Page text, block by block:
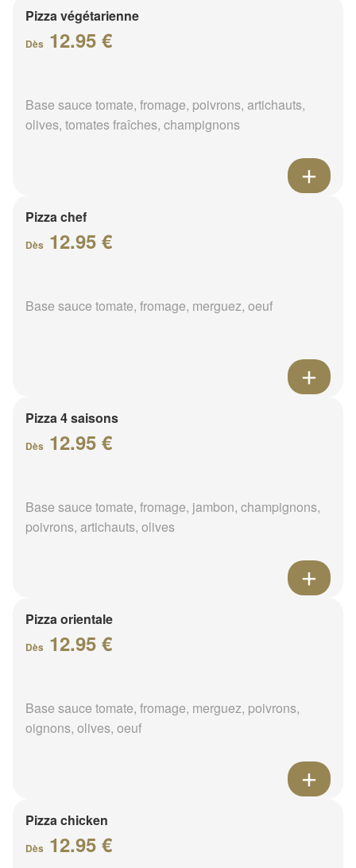
Pizza végétarienne
Dès 12.95 €
Base sauce tomate, fromage, poivrons, artichauts,
olives, tomates fraîches, champignons
Pizza chef
Dès 12.95 €
Base sauce tomate, fromage, merguez, oeuf
Pizza 4 saisons
Dès 12.95 €
Base sauce tomate, fromage, jambon, champignons,
poivrons, artichauts, olives
Pizza orientale
Dès 12.95 €
Base sauce tomate, fromage, merguez, poivrons,
oignons, olives, oeuf
Pizza chicken
Dès 12.95 €